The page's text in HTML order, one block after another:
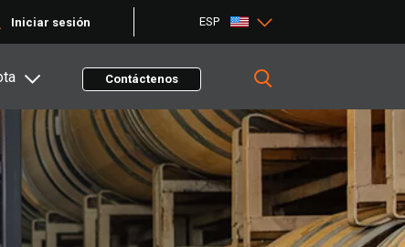
Iniciar sesión ESP
Contáctenos